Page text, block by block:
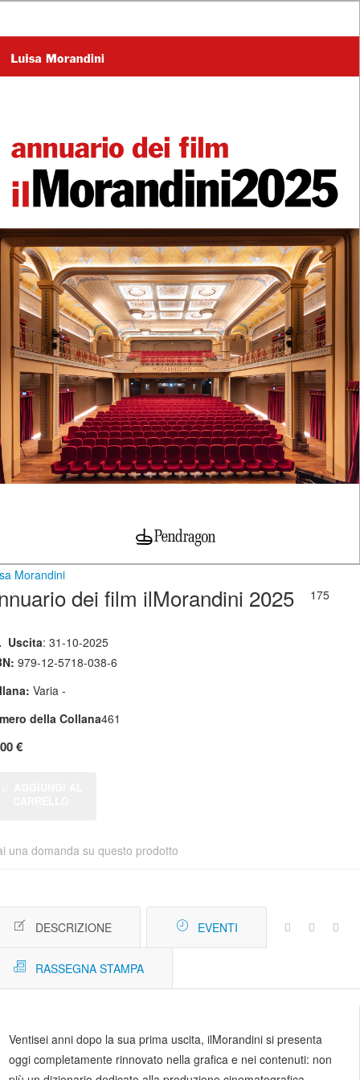
Morandini
dei film ilMorandini 2025 175
Uscita: 31-10-2025
979-12-5718-038-6
Varia -
della Collana461
€
una domanda su questo prodotto
DESCRIZIONE EVENTI
RASSEGNA STAMPA
Ventisei anni dopo la sua prima uscita, ilMorandini si presenta
oggi completamente rinnovato nella grafica e nei contenuti: non